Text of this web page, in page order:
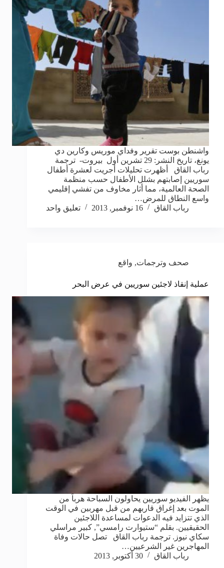
واشنطن بوست تقرير وفداي موريس وكارين دي
يونغ، تاريخ النشر: 29 تشرين أول بيروت- ترجمة
رباب القاق أظهرت تحليلات أجريت لعشرة أطفال
سوريين إصابتهم بشلل الأطفال حسب منظمة
الصحة العالمية، مما أثار مخاوف من تفشي إقليمي
واسع النطاق للمرض…
رباب القاق
16 نوفمبر, 2013 تعليق واحد
صحف وترجمات, واقع
عملية إنقاذ لاجئين سوريين في عرض البحر
يظهر الفيديو سوريين يحاولون السباحة هرباً من
الموت بعد إغراق قاربهم من قبل مهربين في الوقت
الذي تتزايد فيه الدعوات لمساعدة اللاجئين
الحقيقيين. بقلم “ستيوارت رامسي”, كبير مراسلي
سكاي نيوز. ترجمة رباب القاق تصل حالات وفاة
المهاجرين غير الشرعيين…
رباب القاق
30 أكتوبر, 2013